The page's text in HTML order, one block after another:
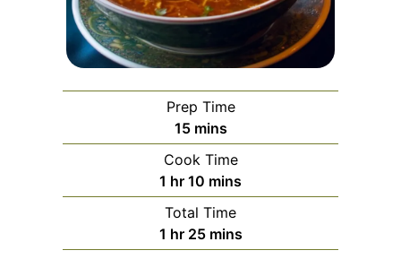
Prep Time
15minutes
mins
Cook Time
1 hour
hr 10 minutes
mins
Total Time
1 hour
hr 25minutes
mins